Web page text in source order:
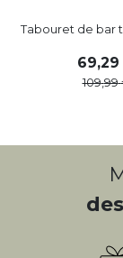
Tabouret de bar
69,29
109,99